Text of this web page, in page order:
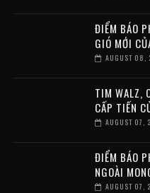
ĐIỂM BÁO
GIÓ MỚI
AUGUST 08,
TIM WALZ,
CẤP TIẾN
AUGUST 07,
ĐIỂM BÁO
NGOÀI
AUGUST 07,